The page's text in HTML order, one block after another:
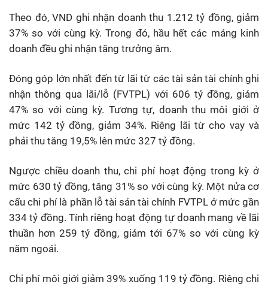
Theo đó, VND ghi nhận doanh thu 1.212 tỷ đồng, giảm
37% so với cùng kỳ. Trong đó, hầu hết các mảng kinh
doanh đều ghi nhận tăng trưởng âm.
Đóng góp lớn nhất đến từ lãi từ các tài sản tài chính ghi
nhận thông qua lãi/lỗ (FVTPL) với 606 tỷ đồng, giảm
47% so với cùng kỳ. Tương tự, doanh thu môi giới ở
mức 142 tỷ đồng, giảm 34%. Riêng lãi từ cho vay và
phải thu tăng 19,5% lên mức 327 tỷ đồng.
Ngược chiều doanh thu, chi phí hoạt động trong kỳ ở
mức 630 tỷ đồng, tăng 31% so với cùng kỳ. Một nửa cơ
cấu chi phí là phần lỗ tài sản tài chính FVTPL ở mức gần
334 tỷ đồng. Tính riêng hoạt động tự doanh mang về lãi
thuần hơn 259 tỷ đồng, giảm tới 67% so với cùng kỳ
năm ngoái.
Chi phí môi giới giảm 39% xuống 119 tỷ đồng. Riêng chi